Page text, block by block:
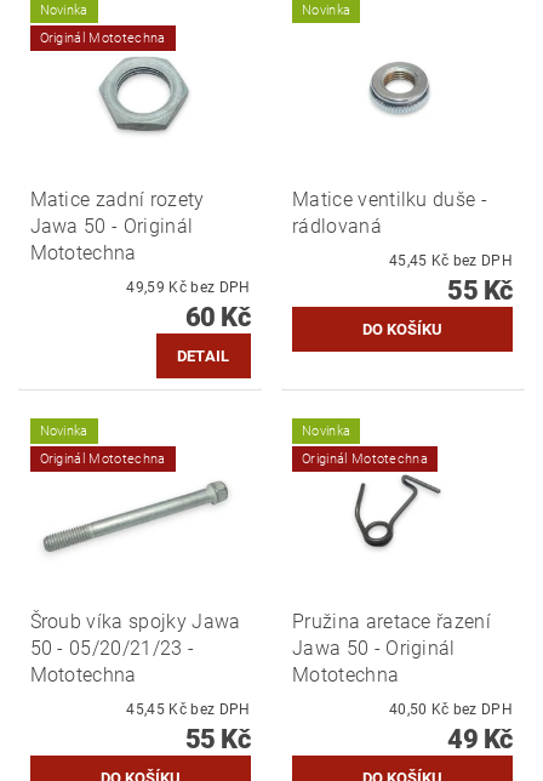
Novinka
Originál Mototechna
Matice zadní rozety
Jawa 50 - Originál
Mototechna
49,59 Kč bez DPH
60 Kč
DETAIL
Novinka
Matice ventilku duše -
rádlovaná
45,45 Kč bez DPH
55 Kč
Novinka
Originál Mototechna
Šroub víka spojky Jawa
50 - 05/20/21/23 -
Mototechna
45,45 Kč bez DPH
55 Kč
Novinka
Originál Mototechna
Pružina aretace řazení
Jawa 50 - Originál
Mototechna
40,50 Kč bez DPH
49 Kč